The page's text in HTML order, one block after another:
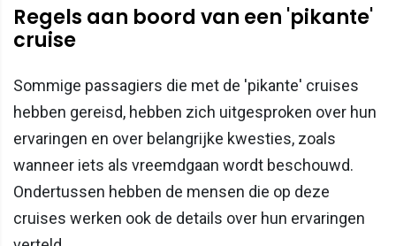
Regels aan boord van een 'pikante'
cruise
Sommige passagiers die met de 'pikante' cruises
hebben gereisd, hebben zich uitgesproken over hun
ervaringen en over belangrijke kwesties, zoals
wanneer iets als vreemdgaan wordt beschouwd.
Ondertussen hebben de mensen die op deze
cruises werken ook de details over hun ervaringen